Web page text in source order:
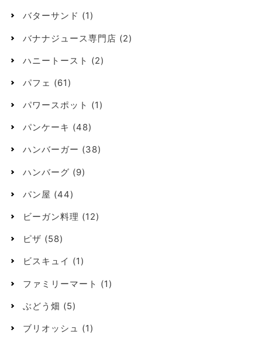
バターサンド (1)
バナナジュース専門店 (2)
ハニートースト (2)
パフェ (61)
パワースポット (1)
パンケーキ (48)
ハンバーガー (38)
ハンバーグ (9)
パン屋 (44)
ビーガン料理 (12)
ピザ (58)
ビスキュイ (1)
ファミリーマート (1)
ぶどう畑 (5)
ブリオッシュ (1)